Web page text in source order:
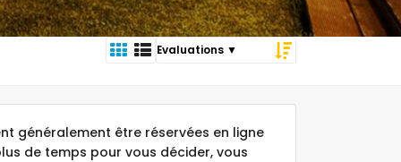
généralement être réservées en ligne
de temps pour vous décider, vous